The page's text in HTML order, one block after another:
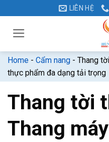
dung
LIÊN HỆ
Home - Cẩm nang - Thang
thực phẩm đa dạng tải trọng
Thang tời
Thang